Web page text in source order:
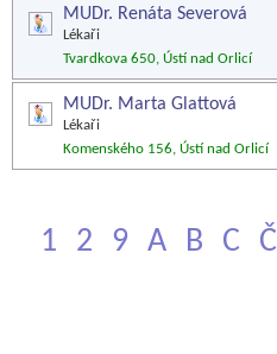
MUDr. Renáta Severová
Lékaři
Tvardkova 650, Ústí nad Orlicí
MUDr. Marta Glattová
Lékaři
Komenského 156, Ústí nad Orlicí
1 2 9 A B C Č